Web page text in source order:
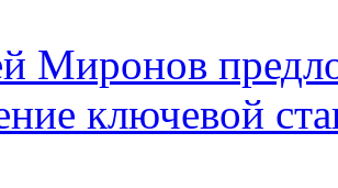
Миронов
ключевой